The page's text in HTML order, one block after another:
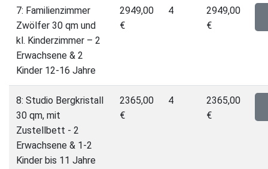
7: Familienzimmer
Zwölfer 30 qm und
kl. Kinderzimmer – 2
Erwachsene & 2
Kinder 12-16 Jahre
2949,00
€
4
2949,00
€
8: Studio Bergkristall
30 qm, mit
Zustellbett - 2
Erwachsene & 1-2
Kinder bis 11 Jahre
2365,00
€
4
2365,00
€